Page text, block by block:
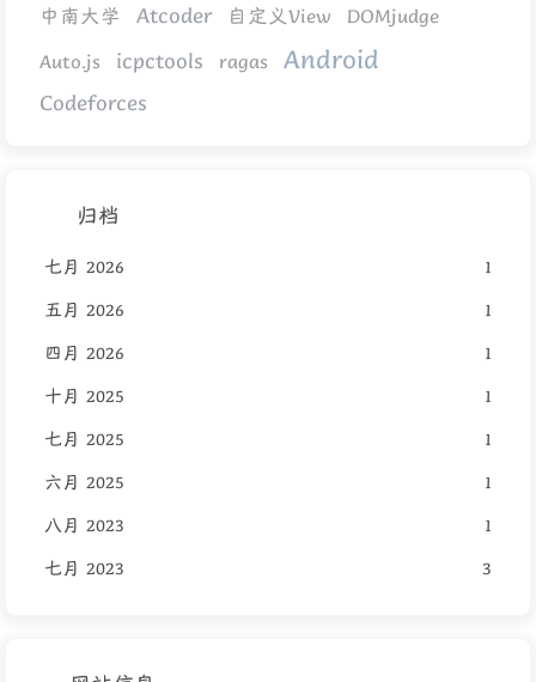
中南大学 Atcoder 自定义View
DOMjudge
Auto.js
icpctools ragas Android
Codeforces
归档
七月 2026
1
五月 2026
1
四月 2026
1
十月 2025
1
七月 2025
1
六月 2025
1
八月 2023
1
七月 2023
3